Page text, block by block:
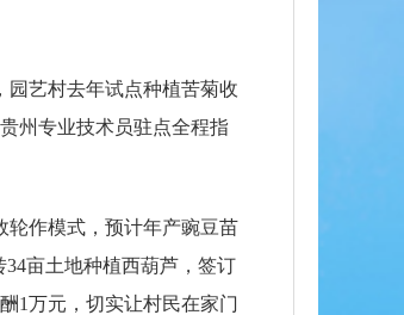
艺村去年试点种植苦菊收
州专业技术员驻点全程指
轮作模式，预计年产豌豆苗
亩土地种植西葫芦，签订
1万元，切实让村民在家门